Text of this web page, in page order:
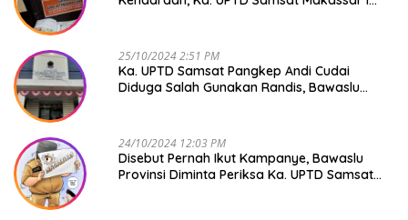
25/10/2024 2:51 PM
Ka. UPTD Samsat Pangkep Andi Cudai
Diduga Salah Gunakan Randis, Bawaslu
24/10/2024 12:03 PM
Disebut Pernah Ikut Kampanye, Bawaslu
Provinsi Diminta Periksa Ka. UPTD Samsat